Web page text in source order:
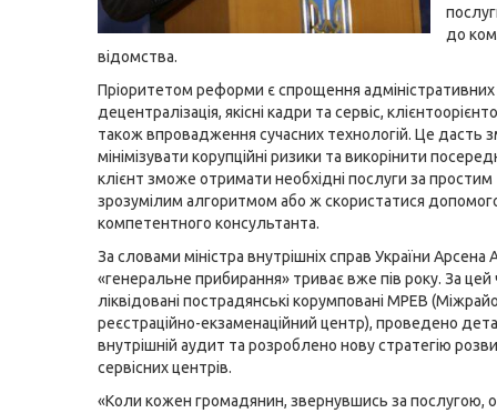
до
відомства.
Пріоритетом реформи є спрощення адміністративних
децентралізація, якісні кадри та сервіс,
також впровадження сучасних технологій. Це дасть
мінімізувати корупційні ризики та викорінити
клієнт зможе отримати необхідні послуги за простим
зрозумілим алгоритмом або ж скористатися
компетентного консультанта.
За словами міністра внутрішніх справ України Арсена
«генеральне прибирання» триває вже пів року. За цей
ліквідовані пострадянські корумповані МРЕВ
реєстраційно-екзаменаційний центр), проведено
внутрішній аудит та розроблено нову стратегію
сервісних центрів.
«Коли кожен громадянин, звернувшись за послугою,